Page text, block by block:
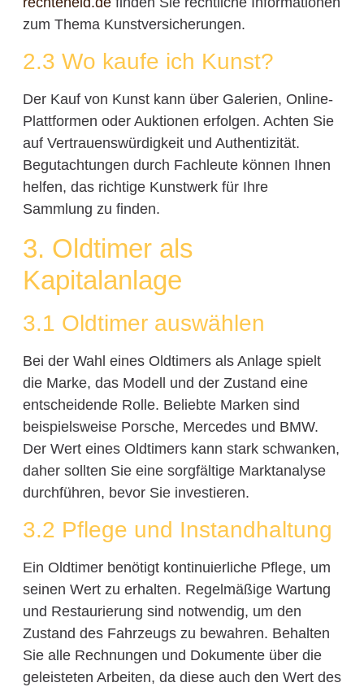
zum Thema Kunstversicherungen.
2.3 Wo kaufe ich Kunst?
Der Kauf von Kunst kann über Galerien, Online-
Plattformen oder Auktionen erfolgen. Achten Sie
auf Vertrauenswürdigkeit und Authentizität.
Begutachtungen durch Fachleute können Ihnen
helfen, das richtige Kunstwerk für Ihre
Sammlung zu finden.
3. Oldtimer als
Kapitalanlage
3.1 Oldtimer auswählen
Bei der Wahl eines Oldtimers als Anlage spielt
die Marke, das Modell und der Zustand eine
entscheidende Rolle. Beliebte Marken sind
beispielsweise Porsche, Mercedes und BMW.
Der Wert eines Oldtimers kann stark schwanken,
daher sollten Sie eine sorgfältige Marktanalyse
durchführen, bevor Sie investieren.
3.2 Pflege und Instandhaltung
Ein Oldtimer benötigt kontinuierliche Pflege, um
seinen Wert zu erhalten. Regelmäßige Wartung
und Restaurierung sind notwendig, um den
Zustand des Fahrzeugs zu bewahren. Behalten
Sie alle Rechnungen und Dokumente über die
geleisteten Arbeiten, da diese auch den Wert des